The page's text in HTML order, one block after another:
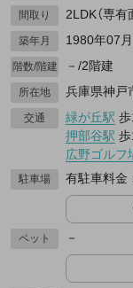
間取り 2LDK（専有
築年月 1980年07月
階数/階建 －/2階建
所在地 兵庫県神戸
交通 緑が丘駅
押部谷駅
広野ゴルフ
駐車場 有駐車料金
ペット －